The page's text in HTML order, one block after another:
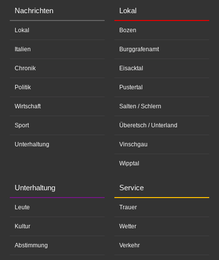
Nachrichten
Lokal
Italien
Chronik
Politik
Wirtschaft
Sport
Unterhaltung
Lokal
Bozen
Burggrafenamt
Eisacktal
Pustertal
Salten / Schlern
Überetsch / Unterland
Vinschgau
Wipptal
Unterhaltung
Leute
Kultur
Abstimmung
Service
Trauer
Wetter
Verkehr